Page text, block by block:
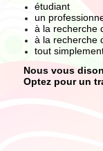
étudiant
un
à la recherche
à la recherche
tout
Nous vous
Optez pour un